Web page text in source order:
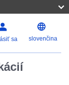
sa slovenčina